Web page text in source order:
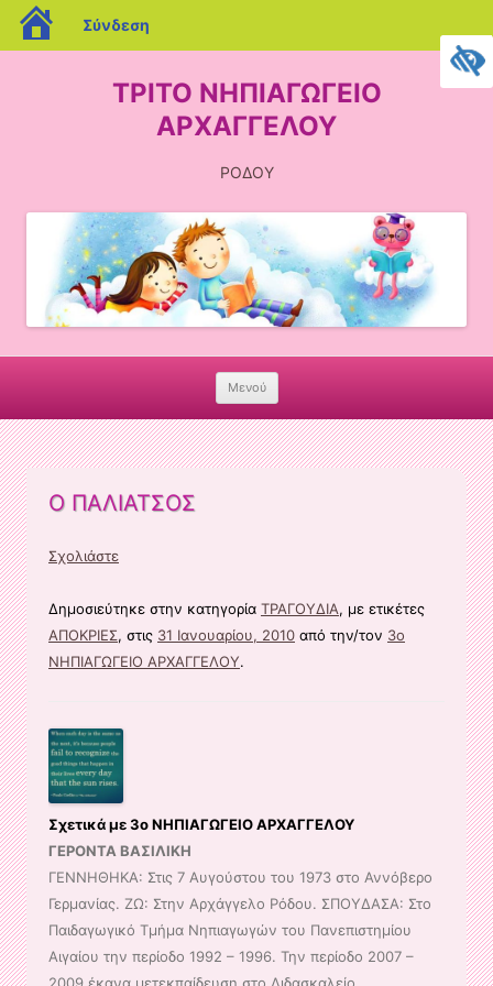
ΤΡΙΤΟ ΝΗΠΙΑΓΩΓΕΙΟ
ΑΡΧΑΓΓΕΛΟΥ
ΡΟΔΟΥ
Μενού
Skip
to
content
Ο ΠΑΛΙΑΤΣΟΣ
Σχολιάστε
Δημοσιεύτηκε στην κατηγορία ΤΡΑΓΟΥΔΙΑ, με ετικέτες
ΑΠΟΚΡΙΕΣ, στις 31 Ιανουαρίου, 2010 από την/τον 3ο
ΝΗΠΙΑΓΩΓΕΙΟ ΑΡΧΑΓΓΕΛΟΥ.
Σχετικά με 3ο ΝΗΠΙΑΓΩΓΕΙΟ ΑΡΧΑΓΓΕΛΟΥ
ΓΕΡΟΝΤΑ ΒΑΣΙΛΙΚΗ
ΓΕΝΝΗΘΗΚΑ: Στις 7 Αυγούστου του 1973 στο Αννόβερο
Γερμανίας. ΖΩ: Στην Αρχάγγελο Ρόδου. ΣΠΟΥΔΑΣΑ: Στο
Παιδαγωγικό Τμήμα Νηπιαγωγών του Πανεπιστημίου
Αιγαίου την περίοδο 1992 – 1996. Την περίοδο 2007 –
blogs.sch.gr
Σύνδεση